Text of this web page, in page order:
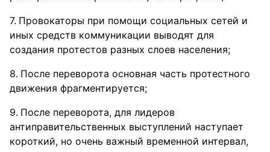
Провокаторы при помощи социальных сетей и
иных средств коммуникации выводят для
создания протестов разных слоев населения;
После переворота основная часть протестного
движения фрагментируется;
После переворота, для лидеров
антиправительственных выступлений наступает
короткий, но очень важный временной интервал,